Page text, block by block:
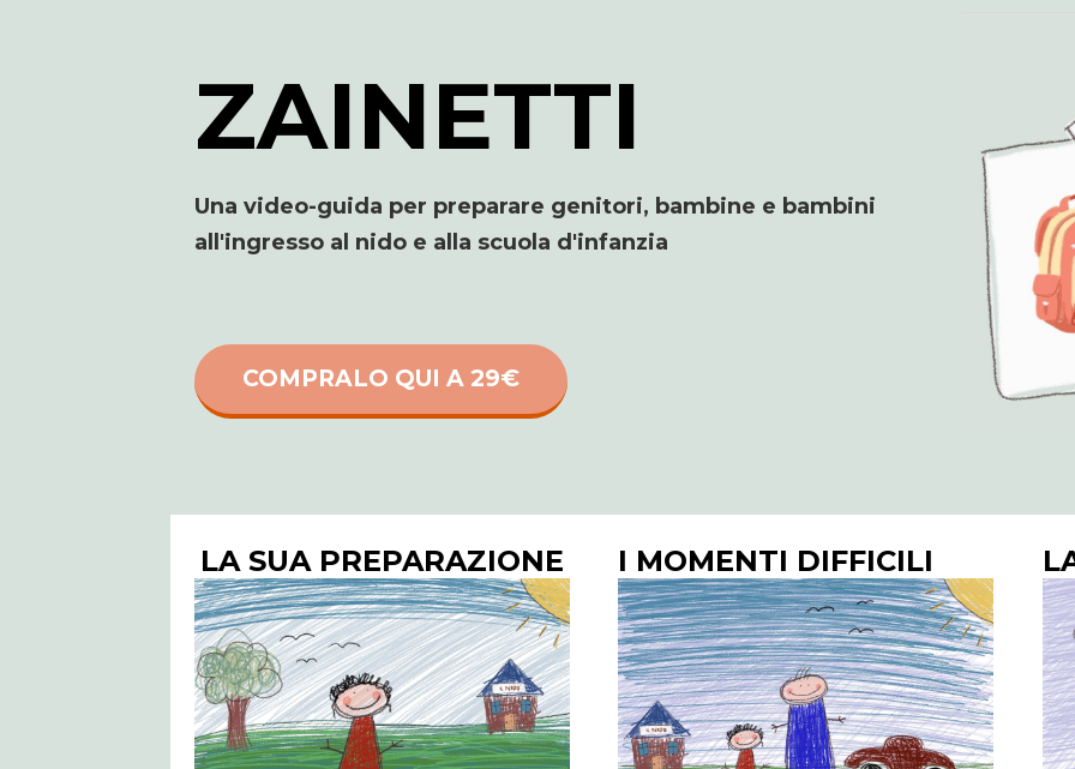
ZAINETTI
Una video-guida per preparare genitori, bambine e bambini
all'ingresso al nido e alla scuola d'infanzia
COMPRALO QUI A 29€
LA SUAPREPARAZIONE I MOMENTI DIFFICILI